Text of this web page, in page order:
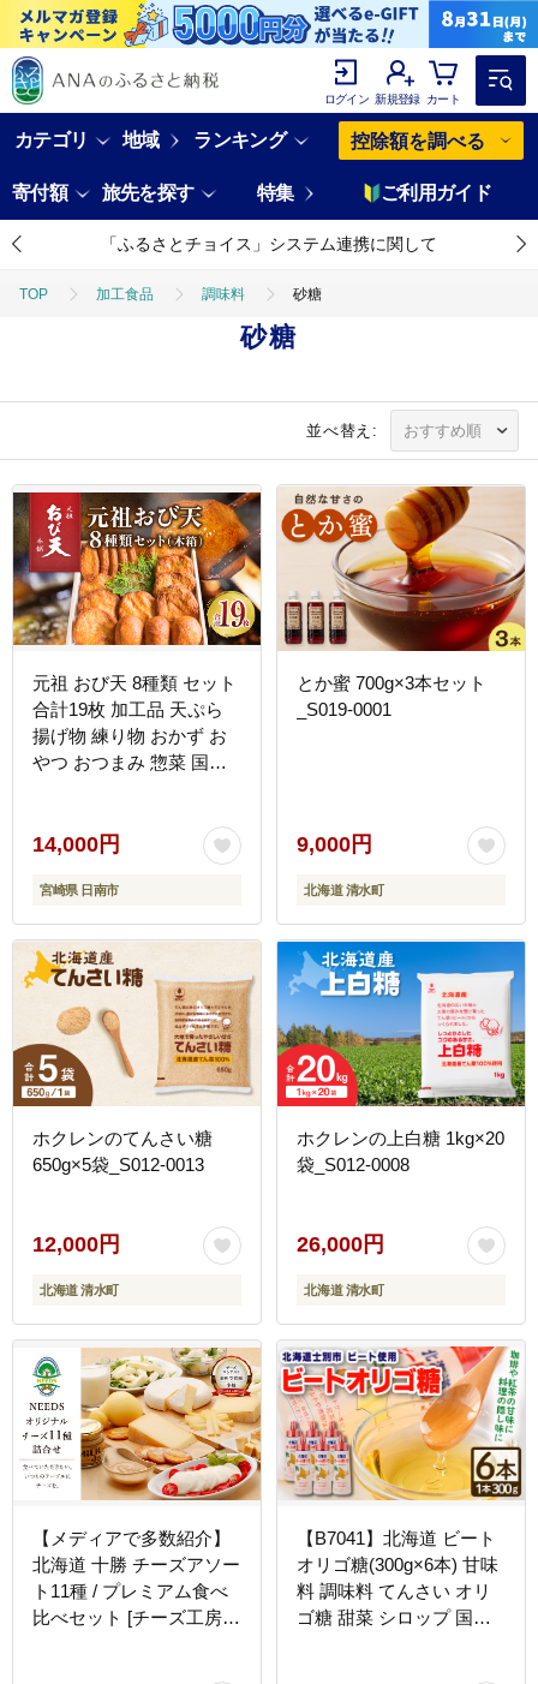
ログイン 新規登録 カート
カテゴリ 地域 ランキング 控除額を調べる
寄付額 旅先を探す 特集 ご利用ガイド
「ふるさとチョイス」システム連携に関して
TOP 加工食品 調味料 砂糖
砂糖
並べ替え:
元祖 おび天 8種類 セット
合計19枚 加工品 天ぷら
揚げ物 練り物 おかず お
やつ おつまみ 惣菜 国産
すすめ ギフト 贈り物 プ
レゼント お土産 お取り寄
せ おすそわけ 郷土料理
宮崎県 日南市 送料無料
_BD78-23
14,000円
宮崎県 日南市
とか蜜 700g×3本セット
_S019-0001
9,000円
北海道 清水町
ホクレンのてんさい糖
650g×5袋_S012-0013
12,000円
北海道 清水町
ホクレンの上白糖 1kg×20
袋_S012-0008
26,000円
北海道 清水町
【メディアで多数紹介】
北海道 十勝 チーズアソー
ト11種 / プレミアム食べ
比べセット [チーズ工房
【B7041】北海道 ビート
オリゴ糖(300g×6本) 甘味
料 調味料 てんさい オリ
ゴ糖 甜菜 シロップ 国産